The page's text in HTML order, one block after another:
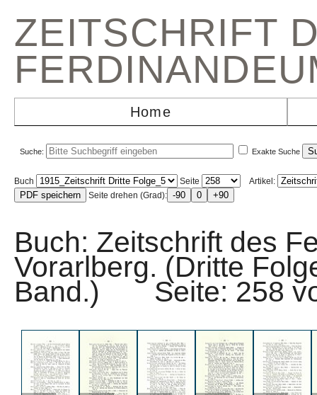
ZEITSCHRIFT
Home
Suche: Exakte Suche
Buch Seite
Artikel:
Seite drehen (Grad):
Buch: Zeitschrift des
Vorarlberg. (Dritte
Band.) Seite: